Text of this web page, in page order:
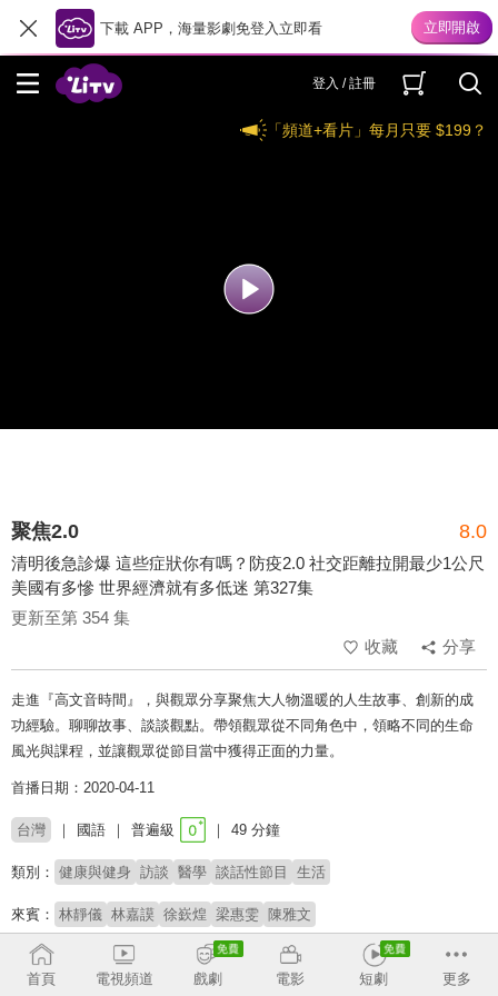
下載 APP，海量影劇免登入立即看
登入 / 註冊
「頻道+看片」每月只要 $199？
聚焦2.0 8.0
清明後急診爆 這些症狀你有嗎？防疫2.0 社交距離拉開最少1公尺
美國有多慘 世界經濟就有多低迷 第327集
更新至第 354 集
收藏
分享
走進『高文音時間』，與觀眾分享聚焦大人物溫暖的人生故事、創新的成
功經驗。聊聊故事、談談觀點。帶領觀眾從不同角色中，領略不同的生命
風光與課程，並讓觀眾從節目當中獲得正面的力量。
首播日期：2020-04-11
台灣 國語 普遍級 49 分鐘
類別： 健康與健身 訪談 醫學 談話性節目 生活
來賓： 林靜儀 林嘉謨 徐嶔煌 梁惠雯 陳雅文
主持：
首頁 電視頻道 戲劇 電影 短劇 更多